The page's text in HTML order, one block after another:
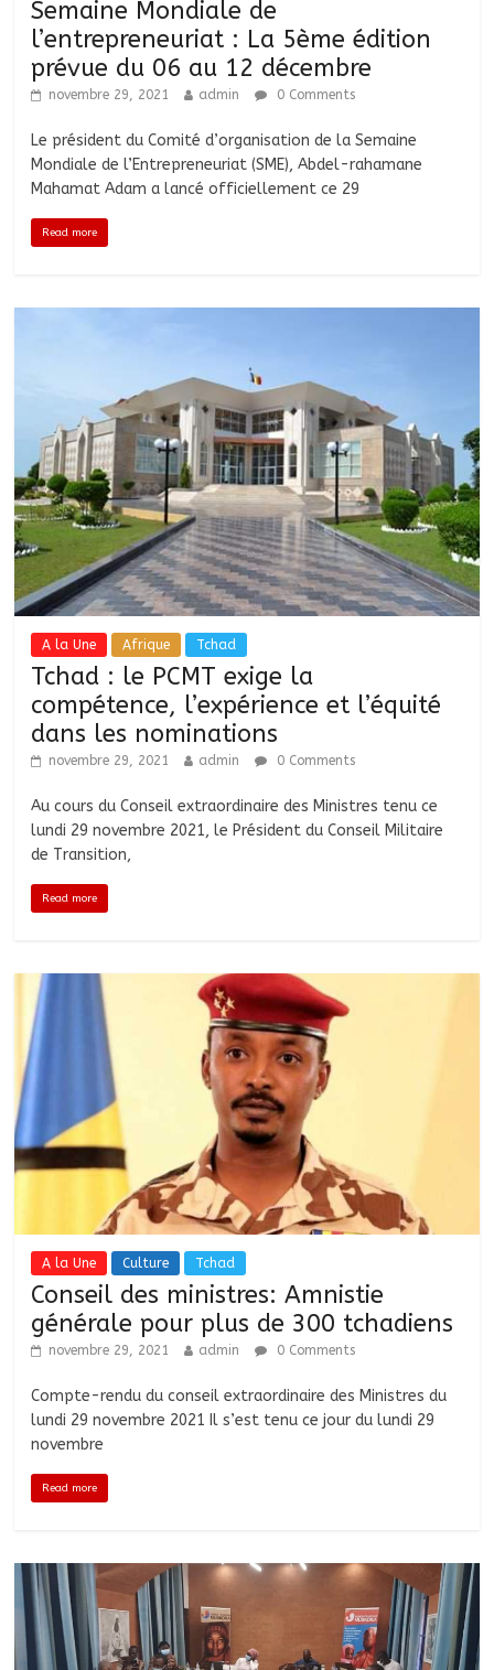
Semaine Mondiale de
l’entrepreneuriat : La 5ème édition
prévue du 06 au 12 décembre
novembre 29, 2021 admin 0 Comments
Le président du Comité d’organisation de la Semaine
Mondiale de l’Entrepreneuriat (SME), Abdel-rahamane
Mahamat Adam a lancé officiellement ce 29
Read more
A la Une Afrique Tchad
Tchad : le PCMT exige la
compétence, l’expérience et l’équité
dans les nominations
novembre 29, 2021 admin 0 Comments
Au cours du Conseil extraordinaire des Ministres tenu ce
lundi 29 novembre 2021, le Président du Conseil Militaire
de Transition,
Read more
A la Une Culture Tchad
Conseil des ministres: Amnistie
générale pour plus de 300 tchadiens
novembre 29, 2021 admin 0 Comments
Compte-rendu du conseil extraordinaire des Ministres du
lundi 29 novembre 2021 Il s’est tenu ce jour du lundi 29
novembre
Read more